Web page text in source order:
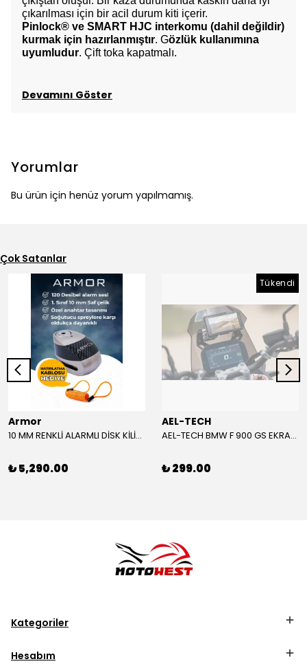
çıkarılması için bir acil durum kiti içerir.
Pinlock® ve SMART HJC interkomu (dahil değildir)
kurmak için hazırlanmıştır. Gözlük kullanımına
uyumludur. Çift toka kapatmalı.
Devamını Göster
Yorumlar
Bu ürün için henüz yorum yapılmamış.
Çok Satanlar
Armor
10 MM RENKLİ ALARMLI DİSK KİLİDİ YENİ VERSİYON
₺ 5,290.00
Tükendi
AEL-TECH
AEL-TECH BMW F 900 GS EKRAN/GÖSTERGE KORUYUCU 2024-2025
₺ 299.00
Kategoriler
Hesabım